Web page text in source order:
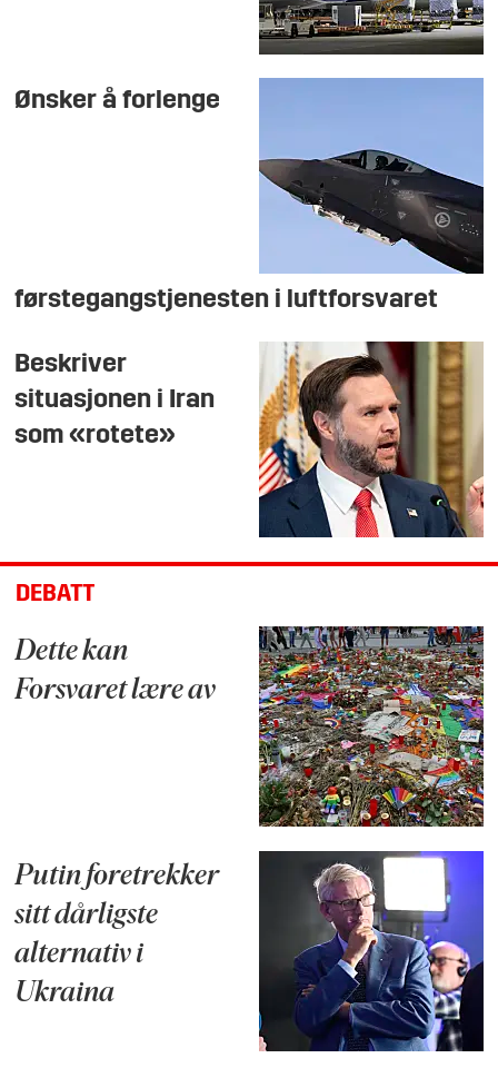
Ønsker å forlenge
førstegangstjenesten i luftforsvaret
Beskriver
situasjonen i Iran
som «rotete»
DEBATT
Dette kan
Forsvaret lære av
Putin foretrekker
sitt dårligste
alternativ i
Ukraina